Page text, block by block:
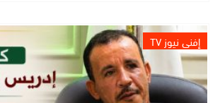
إفني نيوز TV